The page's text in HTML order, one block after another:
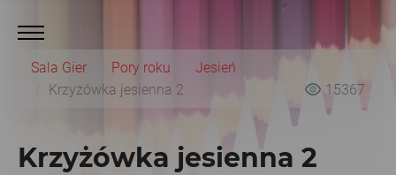
Sala Gier Pory roku
Jesień
Krzyżówka jesienna 2
15367
Krzyżówka jesienna 2